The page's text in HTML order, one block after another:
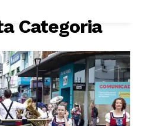
Categoria